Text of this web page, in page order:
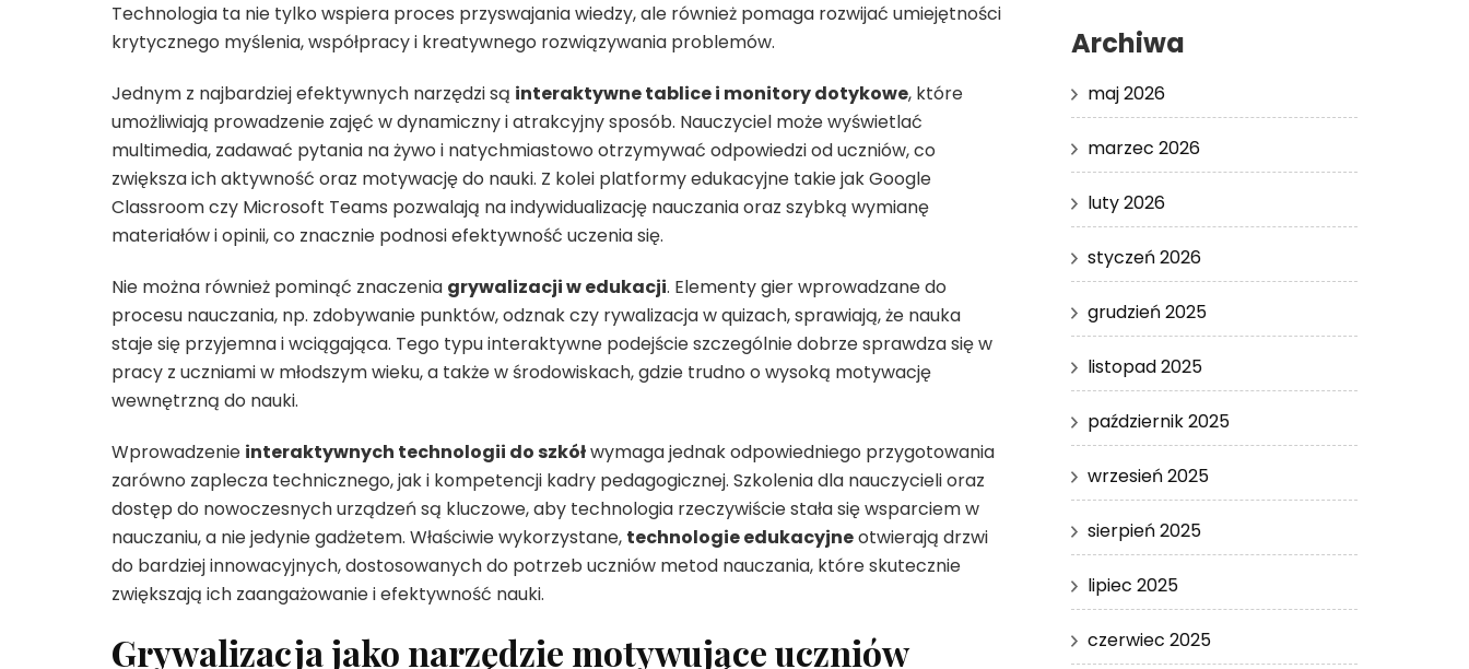
Technologia ta nie tylko wspiera proces przyswajania wiedzy, ale również pomaga rozwijać umiejętności
krytycznego myślenia, współpracy i kreatywnego rozwiązywania problemów.
Jednym z najbardziej efektywnych narzędzi są interaktywne tablice i monitory dotykowe, które
umożliwiają prowadzenie zajęć w dynamiczny i atrakcyjny sposób. Nauczyciel może wyświetlać
multimedia, zadawać pytania na żywo i natychmiastowo otrzymywać odpowiedzi od uczniów, co
zwiększa ich aktywność oraz motywację do nauki. Z kolei platformy edukacyjne takie jak Google
Classroom czy Microsoft Teams pozwalają na indywidualizację nauczania oraz szybką wymianę
materiałów i opinii, co znacznie podnosi efektywność uczenia się.
Nie można również pominąć znaczenia grywalizacji w edukacji. Elementy gier wprowadzane do
procesu nauczania, np. zdobywanie punktów, odznak czy rywalizacja w quizach, sprawiają, że nauka
staje się przyjemna i wciągająca. Tego typu interaktywne podejście szczególnie dobrze sprawdza się w
pracy z uczniami w młodszym wieku, a także w środowiskach, gdzie trudno o wysoką motywację
wewnętrzną do nauki.
Wprowadzenie interaktywnych technologii do szkółwymaga jednak odpowiedniego przygotowania
zarówno zaplecza technicznego, jak i kompetencji kadry pedagogicznej. Szkolenia dla nauczycieli oraz
dostęp do nowoczesnych urządzeń są kluczowe, aby technologia rzeczywiście stała się wsparciem w
nauczaniu, a nie jedynie gadżetem. Właściwie wykorzystane, technologie edukacyjneotwierają drzwi
do bardziej innowacyjnych, dostosowanych do potrzeb uczniów metod nauczania, które skutecznie
zwiększają ich zaangażowanie i efektywność nauki.
Grywalizacja jako narzędzie motywujące uczniów
Archiwa
maj 2026
marzec 2026
luty 2026
styczeń 2026
grudzień 2025
listopad 2025
październik 2025
wrzesień 2025
sierpień 2025
lipiec 2025
czerwiec 2025